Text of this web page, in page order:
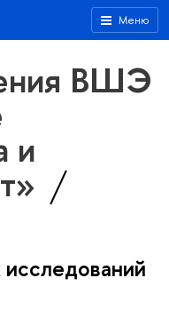
Меню
ВШЭ
и